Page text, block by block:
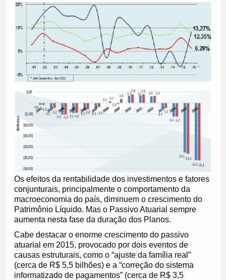
Os efeitos da rentabilidade dos investimentos e fatores
conjunturais, principalmente o comportamento da
macroeconomia do país, diminuem o crescimento do
Patrimônio Líquido. Mas o Passivo Atuarial sempre
aumenta nesta fase da duração dos Planos.
Cabe destacar o enorme crescimento do passivo
atuarial em 2015, provocado por dois eventos de
causas estruturais, como o “ajuste da família real”
(cerca de R$ 5,5 bilhões) e a “correção do sistema
informatizado de pagamentos” (cerca de R$ 3,5